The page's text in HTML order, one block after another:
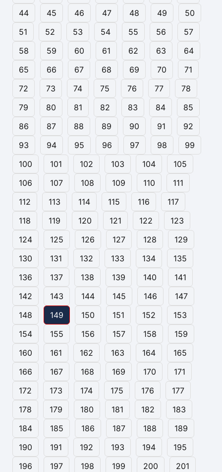
44
45 46 47 48 49
50
51
52 53 54 55 56
57
58
59 60 61 62 63
64
65
66 67 68 69 70
71
72
73 74 75 76 77
78
79
80 81 82 83 84
85
86
87 88 89 90 91
92
93
94 95 96 97 98
99
100
101 102 103 104
105
106
107 108 109 110
111
112
113 114 115 116
117
118
119 120 121 122
123
124
125 126 127 128
129
130
131 132 133 134
135
136
137 138 139 140
141
142
143 144 145 146
147
148
149 150 151 152
153
154
155 156 157 158
159
160
161 162 163 164
165
166
167 168 169 170
171
172
173 174 175 176
177
178
179 180 181 182
183
184
185 186 187 188
189
190
191 192 193 194
195
196
197 198 199 200
201